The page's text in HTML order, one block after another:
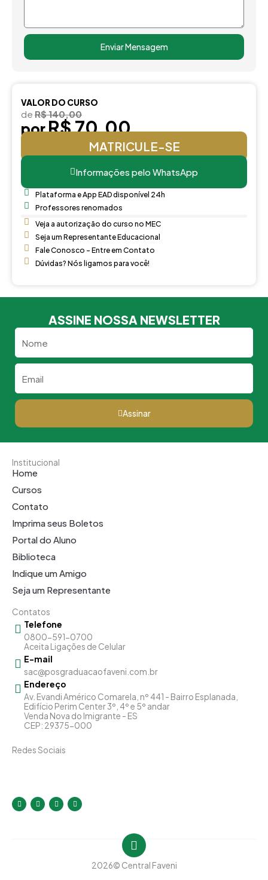
Enviar Mensagem
VALOR DO CURSO
de R$ 140,00
porR$ 70,00
MATRICULE-SE
Informações pelo WhatsApp
Plataforma e App EAD disponível 24h
Professores renomados
Veja a autorização do curso no MEC
Seja um Representante Educacional
Fale Conosco - Entre em Contato
Dúvidas? Nós ligamos para você!
ASSINE NOSSA NEWSLETTER
Assinar
Institucional
Home
Cursos
Contato
Imprima seus Boletos
Portal do Aluno
Biblioteca
Indique um Amigo
Seja um Representante
Contatos
Telefone
0800-591-0700
Aceita Ligações de Celular
E-mail
sac@posgraduacaofaveni.com.br
Endereço
Av. Evandi Américo Comarela, nº 441 - Bairro Esplanada,
Edifício Perim Center 3º, 4º e 5º andar
Venda Nova do Imigrante - ES
CEP: 29375-000
Redes Sociais
I
n
s
F
a
c
Y
o
u
L
i
n
2026© Central Faveni